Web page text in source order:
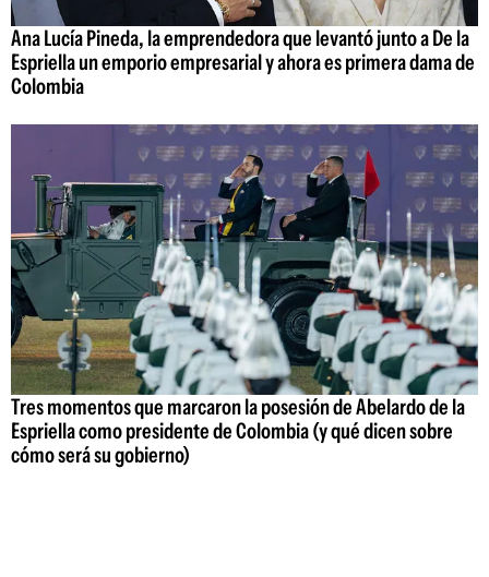
Ana Lucía Pineda, la emprendedora que levantó junto a De la
Espriella un emporio empresarial y ahora es primera dama de
Colombia
Tres momentos que marcaron la posesión de Abelardo de la
Espriella como presidente de Colombia (y qué dicen sobre
cómo será su gobierno)